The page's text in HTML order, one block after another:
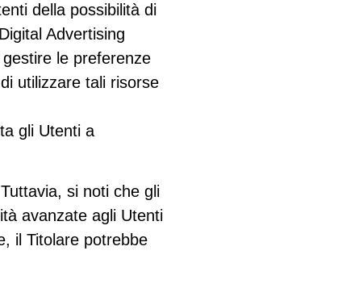
della possibilità di
Advertising
le preferenze
utilizzare tali risorse
gli Utenti a
si noti che gli
avanzate agli Utenti
il Titolare potrebbe